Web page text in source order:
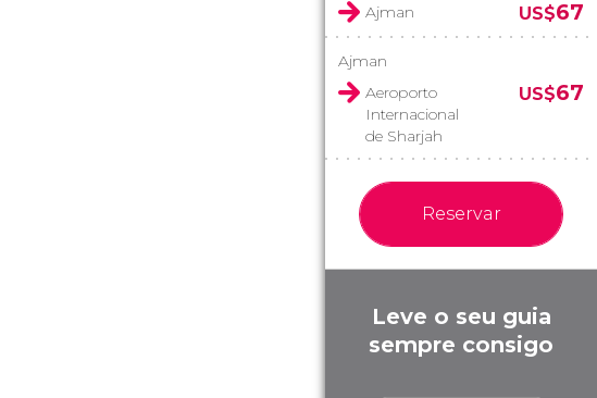
Ajman
US$67
Ajman
Aeroporto
Internacional
de Sharjah
US$67
Reservar
Leve o seu guia
sempre consigo